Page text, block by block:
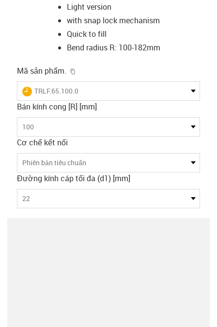
Light version
with snap lock mechanism
Quick to fill
Bend radius R: 100-182mm
Mã sản phẩm.
igus-icon-lieferzeit
TRLF.65.100.0
Bán kính cong [R] [mm]
100
Cơ chế kết nối
Phiên bản tiêu chuẩn
Đường kính cáp tối đa (d1) [mm]
22